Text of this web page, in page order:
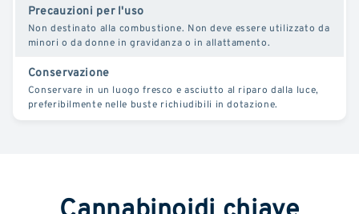
Precauzioni per l'uso
Non destinato alla combustione. Non deve essere utilizzato da
minori o da donne in gravidanza o in allattamento.
Conservazione
Conservare in un luogo fresco e asciutto al riparo dalla luce,
preferibilmente nelle buste richiudibili in dotazione.